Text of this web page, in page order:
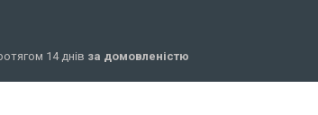
14 днів за домовленістю